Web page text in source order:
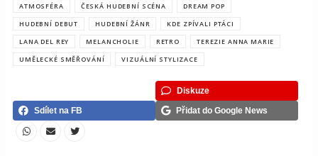
ATMOSFÉRA ČESKÁ HUDEBNÍ SCÉNA
DREAM POP
HUDEBNÍ DEBUT
HUDEBNÍ ŽÁNR
KDE ZPÍVALI PTÁCI
LANA DEL REY
MELANCHOLIE RETRO
TEREZIE ANNA MARIE
UMĚLECKÉ SMĚŘOVÁNÍ
VIZUÁLNÍ STYLIZACE
Diskuze
Sdílet na FB
Přidat do Google News